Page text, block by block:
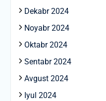
Dekabr 2024
Noyabr 2024
Oktabr 2024
Sentabr 2024
Avgust 2024
Iyul 2024